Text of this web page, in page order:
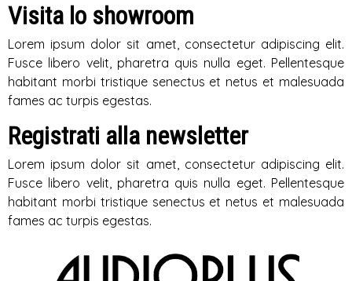
Visita lo showroom
Lorem ipsum dolor sit amet, consectetur adipiscing elit.
Fusce libero velit, pharetra quis nulla eget. Pellentesque
habitant morbi tristique senectus et netus et malesuada
fames ac turpis egestas.
Registrati alla newsletter
Lorem ipsum dolor sit amet, consectetur adipiscing elit.
Fusce libero velit, pharetra quis nulla eget. Pellentesque
habitant morbi tristique senectus et netus et malesuada
fames ac turpis egestas.